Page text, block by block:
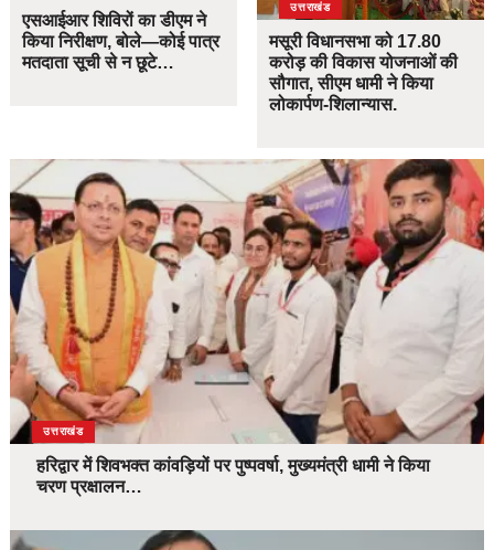
एसआईआर शिविरों का डीएम ने
किया निरीक्षण, बोले—कोई पात्र
मतदाता सूची से न छूटे…
उत्तराखंड
मसूरी विधानसभा को 17.80
करोड़ की विकास योजनाओं की
सौगात, सीएम धामी ने किया
लोकार्पण-शिलान्यास.
उत्तराखंड
हरिद्वार में शिवभक्त कांवड़ियों पर पुष्पवर्षा, मुख्यमंत्री धामी ने किया
चरण प्रक्षालन…